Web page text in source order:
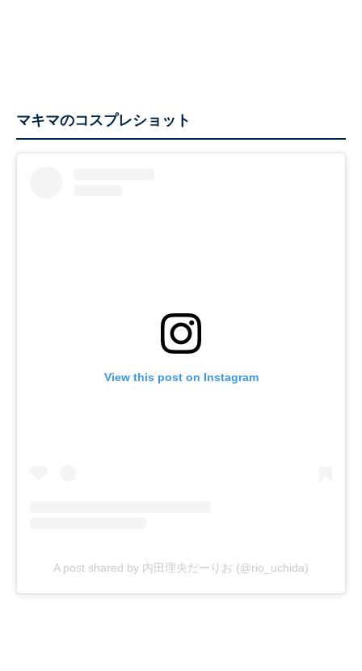
マキマのコスプレショット
View this post on Instagram
A post shared by 内田理央だーりお (@rio_uchida)